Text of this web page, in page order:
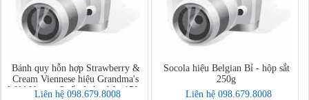
Bánh quy hỗn hợp Strawberry &
Cream Viennese hiệu Grandma's
Wild Vương Quốc Anh - hộp 150g
Liên hệ 098.679.8008
Socola hiệu Belgian Bỉ - hộp sắt
250g
Liên hệ 098.679.8008